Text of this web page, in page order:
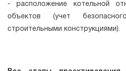
- расположение котельной
объектов (учет
строительными конструкциями).